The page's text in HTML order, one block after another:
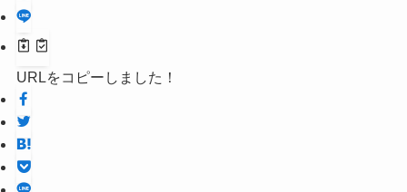
URLをコピーしました！